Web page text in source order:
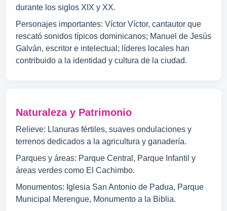
durante los siglos XIX y XX.
Personajes importantes: Víctor Víctor, cantautor que
rescató sonidos típicos dominicanos; Manuel de Jesús
Galván, escritor e intelectual; líderes locales han
contribuido a la identidad y cultura de la ciudad.
Naturaleza y Patrimonio
Relieve: Llanuras fértiles, suaves ondulaciones y
terrenos dedicados a la agricultura y ganadería.
Parques y áreas: Parque Central, Parque Infantil y
áreas verdes como El Cachimbo.
Monumentos: Iglesia San Antonio de Padua, Parque
Municipal Merengue, Monumento a la Biblia.